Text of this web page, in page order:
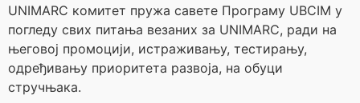
UNIMARC комитет пружа савете Програму UBCIM у
погледу свих питања везаних за UNIMARC, ради на
његовој промоцији, истраживању, тестирању,
одређивању приоритета развоја, на обуци
стручњака.